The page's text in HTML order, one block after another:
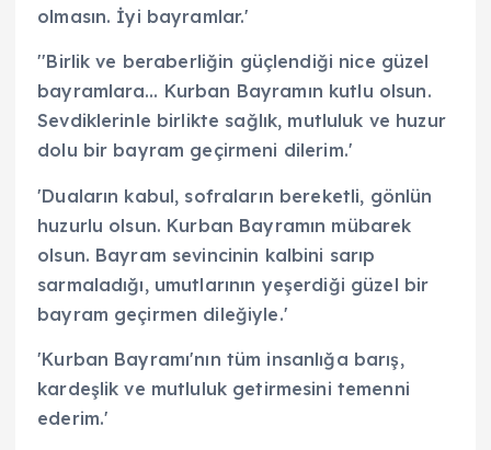
olmasın. İyi bayramlar.'
''Birlik ve beraberliğin güçlendiği nice güzel
bayramlara… Kurban Bayramın kutlu olsun.
Sevdiklerinle birlikte sağlık, mutluluk ve huzur
dolu bir bayram geçirmeni dilerim.'
'Duaların kabul, sofraların bereketli, gönlün
huzurlu olsun. Kurban Bayramın mübarek
olsun. Bayram sevincinin kalbini sarıp
sarmaladığı, umutlarının yeşerdiği güzel bir
bayram geçirmen dileğiyle.'
'Kurban Bayramı'nın tüm insanlığa barış,
kardeşlik ve mutluluk getirmesini temenni
ederim.'